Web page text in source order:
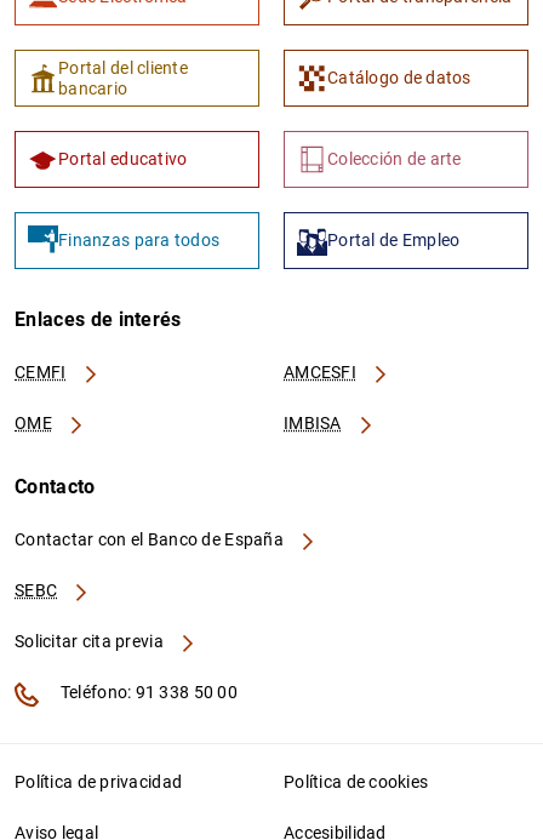
1 2
Portal del cliente
bancario
Catálogo de datos
Portal educativo Colección de arte
Finanzas para todos Portal de Empleo
Enlaces de interés
CEMFI AMCESFI
OME IMBISA
Contacto
Contactar con el Banco de España
SEBC
Solicitar cita previa
Teléfono: 91 338 50 00
Política de privacidad Política de cookies
Aviso legal Accesibilidad